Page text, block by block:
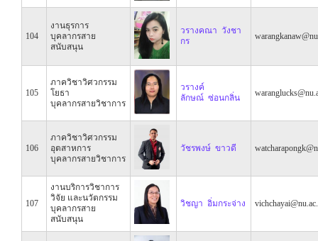
104
งานธุรการ
บุคลากรสาย
สนับสนุน
วรางคณา วังชา
กร
105
ภาควิชาวิศวกรรม
โยธา
บุคลากรสายวิชาการ
วรางค์
ลักษณ์ ซ่อนกลิ่น
106
ภาควิชาวิศวกรรม
อุตสาหการ
บุคลากรสายวิชาการ
วัชรพงษ์ ขาวดี
107
งานบริการวิชาการ
วิจัย และนวัตกรรม
บุคลากรสาย
สนับสนุน
วิชญา อิ่มกระจ่าง